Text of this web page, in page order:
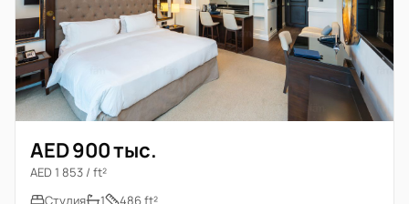
AED 900 тыс.
AED 1 853 / ft²
Студия
1 486 ft²